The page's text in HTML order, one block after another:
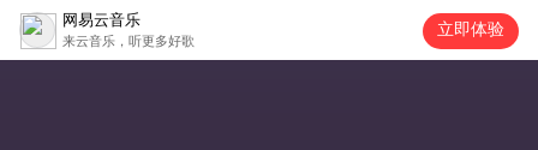
网易云音乐
来云音乐，听更多好歌
立即体验